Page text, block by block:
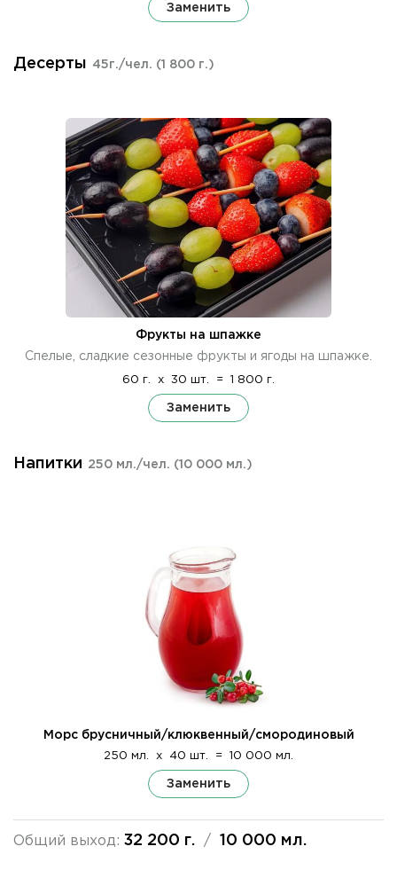
Заменить
Десерты 45г./чел. (1 800 г.)
Фрукты на шпажке
Спелые, сладкие сезонные фрукты и ягоды на шпажке.
60 г. x 30 шт. = 1 800 г.
Заменить
Напитки 250 мл./чел. (10 000 мл.)
Морс брусничный/клюквенный/смородиновый
250 мл. x 40 шт. = 10 000 мл.
Заменить
Общий выход: 32 200 г. / 10 000 мл.